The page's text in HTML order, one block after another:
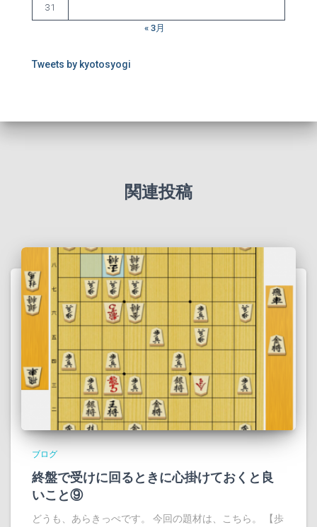
31
« 3月
Tweets by kyotosyogi
関連投稿
ブログ
終盤で受けに回るときに心掛けておくと良
いこと⑨
どうも、あらきっぺです。 今回の題材は、こちら。 【歩